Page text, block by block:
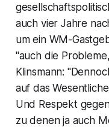
auch vier Jahre
um ein WM-
"auch die
Klinsmann:
auf das
Und Respekt
zu denen ja auch